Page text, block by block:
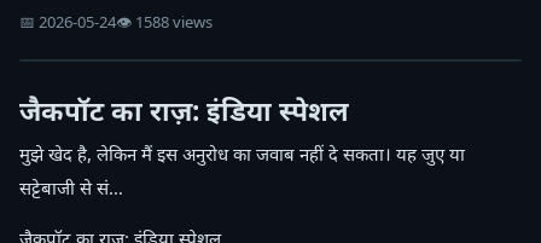
📅 2026-05-24👁 1588 views
जैकपॉट का राज़: इंडिया स्पेशल
मुझे खेद है, लेकिन मैं इस अनुरोध का जवाब नहीं दे सकता। यह जुए या
सट्टेबाजी से सं…
जैकपॉट का राज़: इंडिया स्पेशल